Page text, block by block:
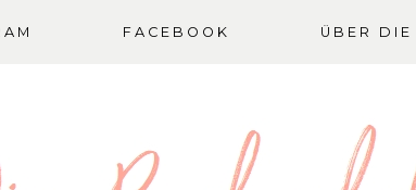
FACEBOOK ÜBER DIE